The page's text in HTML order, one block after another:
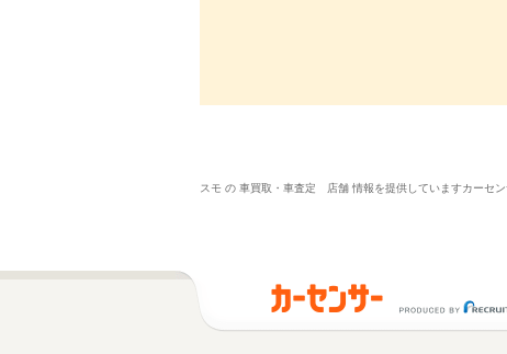
スモ の 車買取・車査定 店舗 情報を提供していますカーセ